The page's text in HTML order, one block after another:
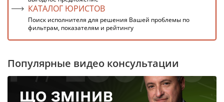
КАТАЛОГ ЮРИСТОВ
Поиск исполнителя для решения Вашей проблемы по
фильтрам, показателям и рейтингу
Популярные видео консультации